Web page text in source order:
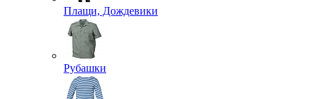
Плащи, Дождевики
Рубашки